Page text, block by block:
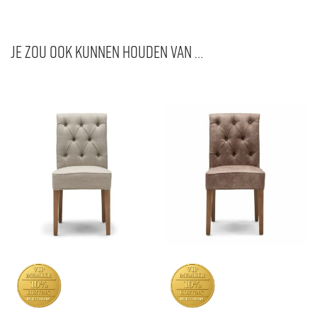
Je zou ook kunnen houden van …